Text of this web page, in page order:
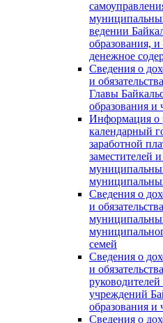
ведении
образования,
денежное
Сведения о
и
Главы
образования и
Информация о
календарный
заработной
заместителей
Сведения о
и
семей
Сведения о
и
учреждений
образования и
Сведения о